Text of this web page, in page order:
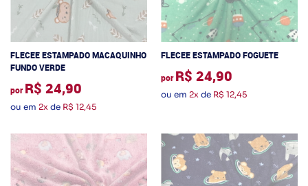
FLECEE ESTAMPADO MACAQUINHO
FUNDO VERDE
por R$ 24,90
ou em 2x de R$ 12,45
FLECEE ESTAMPADO FOGUETE
por R$ 24,90
ou em 2x de R$ 12,45